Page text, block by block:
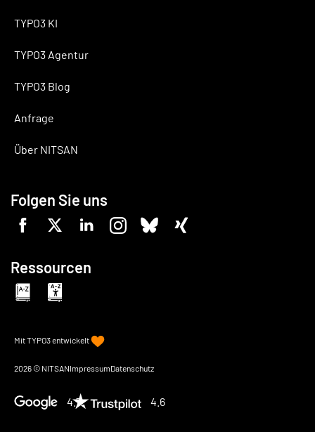
TYPO3 KI
TYPO3 Agentur
TYPO3 Blog
Anfrage
Über NITSAN
Folgen Sie uns
Ressourcen
MitTYPO3entwickelt
2026 © NITSANImpressumDatenschutz
4.7 4.6